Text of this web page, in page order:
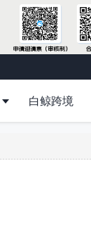
白鲸跨境